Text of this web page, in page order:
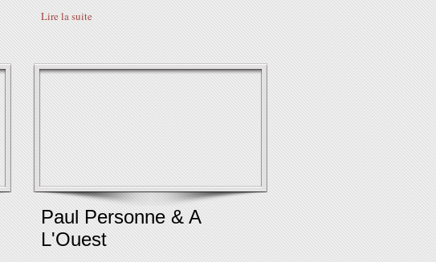
Lire la suite
Paul Personne & A
L'Ouest